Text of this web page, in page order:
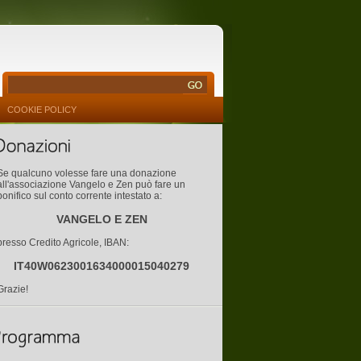
COOKIE POLICY
qualcuno volesse fare una donazione
Vangelo e Zen può fare un
sul conto corrente intestato a:
VANGELO E ZEN
Credito Agricole, IBAN:
IT40W0623001634000015040279